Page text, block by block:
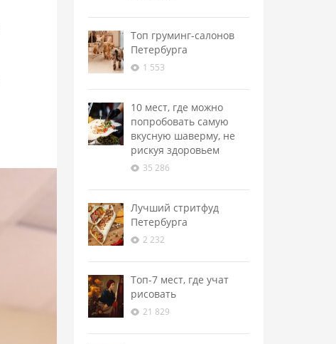
Топ груминг-салонов
Петербурга
1 553
10 мест, где можно
попробовать самую
вкусную шаверму, не
рискуя здоровьем
35 286
Лучший стритфуд
Петербурга
2 232
Топ-7 мест, где учат
рисовать
21 829